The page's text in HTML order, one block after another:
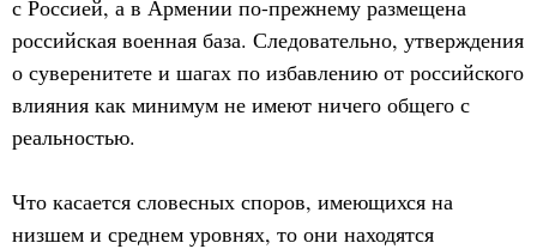
с Россией, а в Армении по-прежнему размещена
российская военная база. Следовательно, утверждения
о суверенитете и шагах по избавлению от российского
влияния как минимум не имеют ничего общего с
реальностью.
Что касается словесных споров, имеющихся на
низшем и среднем уровнях, то они находятся